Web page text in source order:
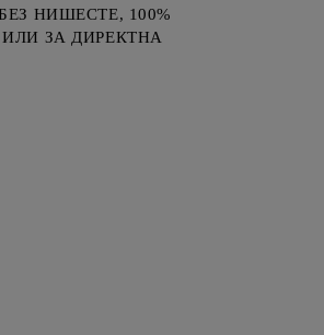
НИШЕСТЕ, 100%
ЗА ДИРЕКТНА